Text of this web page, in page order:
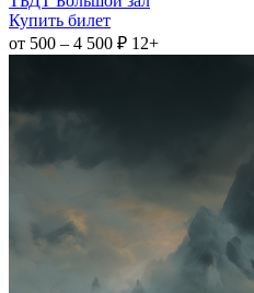
Купить билет
от 500 – 4 500 ₽ 12+